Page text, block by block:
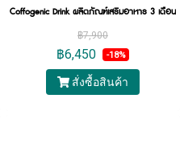
2 กล่องใหญ่ (60 ขวด)
Coffogenic Drink ผลิตภัณฑ์เสริมอาหาร 3 เดือน
฿7,900
฿6,450 -18%
สั่งซื้อสินค้า